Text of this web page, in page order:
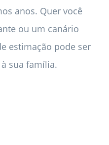
anos. Quer você
ou um canário
estimação pode ser
sua família.